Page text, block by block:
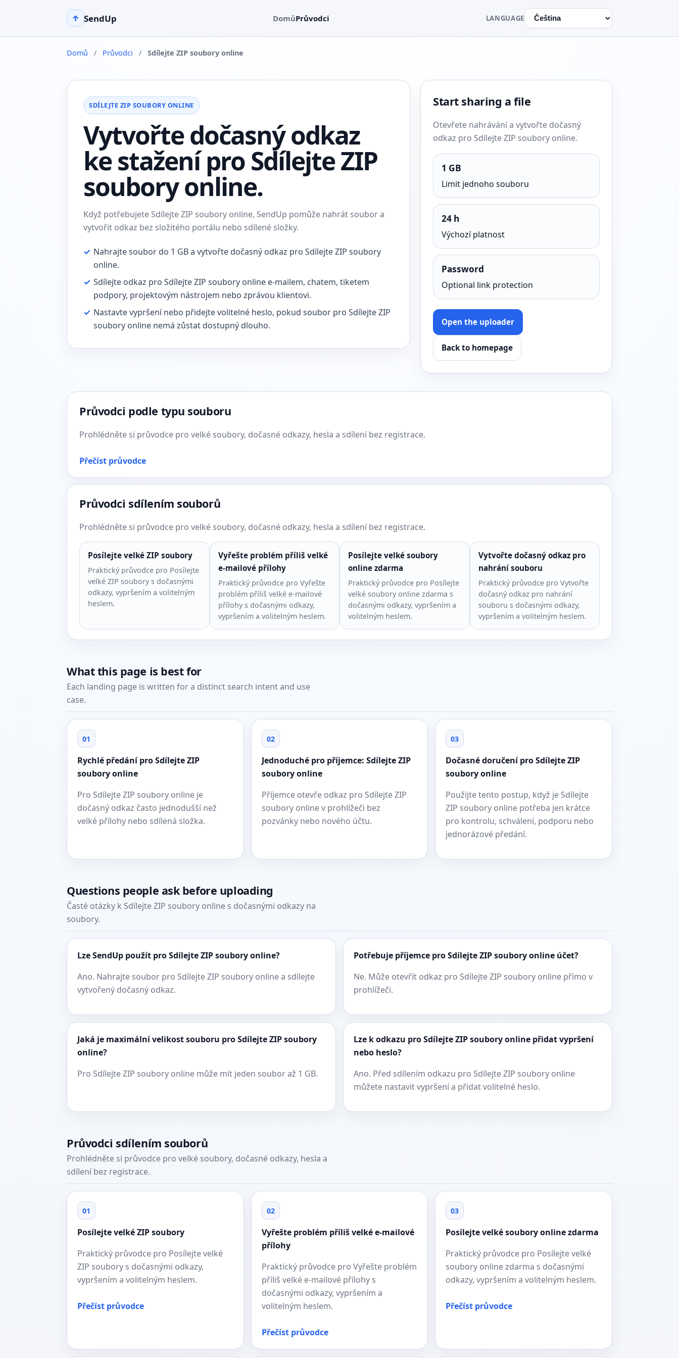
↑ SendUp DomůPrůvodci LANGUAGE
Domů / Průvodci / Sdílejte ZIP soubory online
SDÍLEJTE ZIP SOUBORY ONLINE
Vytvořte dočasný odkaz
ke stažení pro Sdílejte ZIP
soubory online.
Když potřebujete Sdílejte ZIP soubory online, SendUp pomůže nahrát soubor a
vytvořit odkaz bez složitého portálu nebo sdílené složky.
✓ Nahrajte soubor do 1 GB a vytvořte dočasný odkaz pro Sdílejte ZIP soubory
online.
✓ Sdílejte odkaz pro Sdílejte ZIP soubory online e-mailem, chatem, tiketem
podpory, projektovým nástrojem nebo zprávou klientovi.
✓ Nastavte vypršení nebo přidejte volitelné heslo, pokud soubor pro Sdílejte ZIP
soubory online nemá zůstat dostupný dlouho.
Start sharing a file
Otevřete nahrávání a vytvořte dočasný
odkaz pro Sdílejte ZIP soubory online.
1 GB
Limit jednoho souboru
24 h
Výchozí platnost
Password
Optional link protection
Open the uploader
Back to homepage
Průvodci podle typu souboru
Prohlédněte si průvodce pro velké soubory, dočasné odkazy, hesla a sdílení bez registrace.
Přečíst průvodce
Průvodci sdílením souborů
Prohlédněte si průvodce pro velké soubory, dočasné odkazy, hesla a sdílení bez registrace.
Posílejte velké ZIP soubory
Praktický průvodce pro Posílejte
velké ZIP soubory s dočasnými
odkazy, vypršením a volitelným
heslem.
Vyřešte problém příliš velké
e-mailové přílohy
Praktický průvodce pro Vyřešte
problém příliš velké e-mailové
přílohy s dočasnými odkazy,
vypršením a volitelným heslem.
Posílejte velké soubory
online zdarma
Praktický průvodce pro Posílejte
velké soubory online zdarma s
dočasnými odkazy, vypršením a
volitelným heslem.
Vytvořte dočasný odkaz pro
nahrání souboru
Praktický průvodce pro Vytvořte
dočasný odkaz pro nahrání
souboru s dočasnými odkazy,
vypršením a volitelným heslem.
What this page is best for
Each landing page is written for a distinct search intent and use
case.
01
Rychlé předání pro Sdílejte ZIP
soubory online
Pro Sdílejte ZIP soubory online je
dočasný odkaz často jednodušší než
velké přílohy nebo sdílená složka.
02
Jednoduché pro příjemce: Sdílejte ZIP
soubory online
Příjemce otevře odkaz pro Sdílejte ZIP
soubory online v prohlížeči bez
pozvánky nebo nového účtu.
03
Dočasné doručení pro Sdílejte ZIP
soubory online
Použijte tento postup, když je Sdílejte
ZIP soubory online potřeba jen krátce
pro kontrolu, schválení, podporu nebo
jednorázové předání.
Questions people ask before uploading
Časté otázky k Sdílejte ZIP soubory online s dočasnými odkazy na
soubory.
Lze SendUp použít pro Sdílejte ZIP soubory online?
Ano. Nahrajte soubor pro Sdílejte ZIP soubory online a sdílejte
vytvořený dočasný odkaz.
Potřebuje příjemce pro Sdílejte ZIP soubory online účet?
Ne. Může otevřít odkaz pro Sdílejte ZIP soubory online přímo v
prohlížeči.
Jaká je maximální velikost souboru pro Sdílejte ZIP soubory
online?
Pro Sdílejte ZIP soubory online může mít jeden soubor až 1 GB.
Lze k odkazu pro Sdílejte ZIP soubory online přidat vypršení
nebo heslo?
Ano. Před sdílením odkazu pro Sdílejte ZIP soubory online
můžete nastavit vypršení a přidat volitelné heslo.
Průvodci sdílením souborů
Prohlédněte si průvodce pro velké soubory, dočasné odkazy, hesla a
sdílení bez registrace.
01
Posílejte velké ZIP soubory
Praktický průvodce pro Posílejte velké
ZIP soubory s dočasnými odkazy,
vypršením a volitelným heslem.
Přečíst průvodce
02
Vyřešte problém příliš velké e-mailové
přílohy
Praktický průvodce pro Vyřešte problém
příliš velké e-mailové přílohy s
dočasnými odkazy, vypršením a
volitelným heslem.
Přečíst průvodce
03
Posílejte velké soubory online zdarma
Praktický průvodce pro Posílejte velké
soubory online zdarma s dočasnými
odkazy, vypršením a volitelným heslem.
Přečíst průvodce